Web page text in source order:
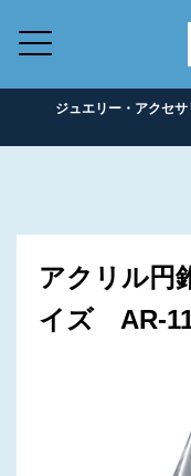
ジュエリー・アクセ
アクリル円
イズ AR-